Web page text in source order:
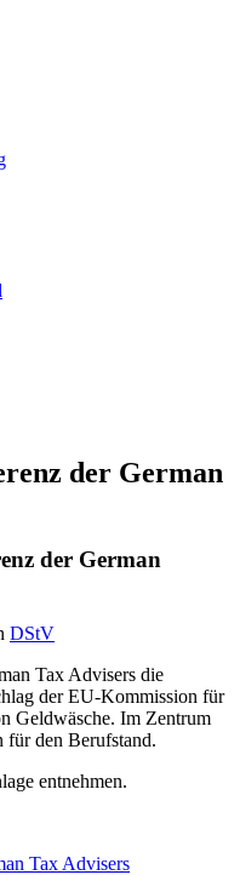
der German
der German
DStV
Tax Advisers die
der EU-Kommission für
Geldwäsche. Im Zentrum
für den Berufstand.
entnehmen.
Tax Advisers